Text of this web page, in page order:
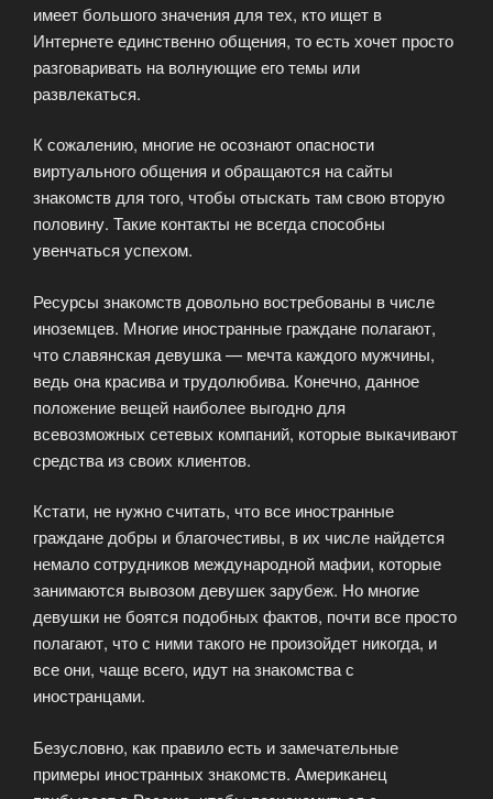
имеет большого значения для тех, кто ищет в
Интернете единственно общения, то есть хочет просто
разговаривать на волнующие его темы или
развлекаться.
К сожалению, многие не осознают опасности
виртуального общения и обращаются на сайты
знакомств для того, чтобы отыскать там свою вторую
половину. Такие контакты не всегда способны
увенчаться успехом.
Ресурсы знакомств довольно востребованы в числе
иноземцев. Многие иностранные граждане полагают,
что славянская девушка — мечта каждого мужчины,
ведь она красива и трудолюбива. Конечно, данное
положение вещей наиболее выгодно для
всевозможных сетевых компаний, которые выкачивают
средства из своих клиентов.
Кстати, не нужно считать, что все иностранные
граждане добры и благочестивы, в их числе найдется
немало сотрудников международной мафии, которые
занимаются вывозом девушек зарубеж. Но многие
девушки не боятся подобных фактов, почти все просто
полагают, что с ними такого не произойдет никогда, и
все они, чаще всего, идут на знакомства с
иностранцами.
Безусловно, как правило есть и замечательные
примеры иностранных знакомств. Американец